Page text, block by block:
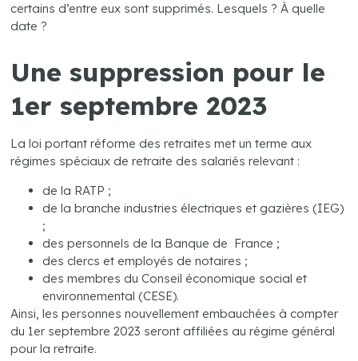
certains d’entre eux sont supprimés. Lesquels ? À quelle
date ?
Une suppression pour le
1er septembre 2023
La loi portant réforme des retraites met un terme aux
régimes spéciaux de retraite des salariés relevant :
de la RATP ;
de la branche industries électriques et gazières (IEG)
;
des personnels de la Banque de France ;
des clercs et employés de notaires ;
des membres du Conseil économique social et
environnemental (CESE).
Ainsi, les personnes nouvellement embauchées à compter
du 1er septembre 2023 seront affiliées au régime général
pour la retraite.